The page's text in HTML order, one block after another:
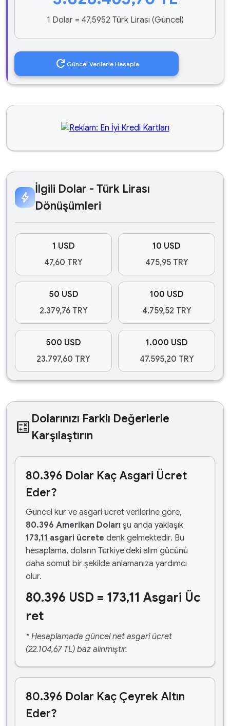
1 Dolar = 47,5952 Türk Lirası (Güncel)
refresh Güncel Verilerle Hesapla
bolt
İlgili Dolar - Türk Lirası
Dönüşümleri
1 USD
47,60 TRY
10 USD
475,95 TRY
50 USD
2.379,76 TRY
100 USD
4.759,52 TRY
500 USD
23.797,60 TRY
1.000 USD
47.595,20 TRY
calculate Dolarınızı Farklı Değerlerle
Karşılaştırın
80.396 Dolar Kaç Asgari Ücret
Eder?
Güncel kur ve asgari ücret verilerine göre,
80.396 Amerikan Doları şu anda yaklaşık
173,11 asgari ücrete denk gelmektedir. Bu
hesaplama, doların Türkiye'deki alım gücünü
daha somut bir şekilde anlamanıza yardımcı
olur.
80.396 USD = 173,11 Asgari Üc
ret
* Hesaplamada güncel net asgari ücret
(22.104,67 TL) baz alınmıştır.
80.396 Dolar Kaç Çeyrek Altın
Eder?